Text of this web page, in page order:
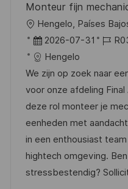
b
l
i
c
a
c
i
ó
n
o
Monteur fijn
U
b
c
a
c
i
ó
n
Hengelo, Países
F
e
c
h
a
d
e
p
u
2026-07-31
I
d
e
e
m
p
l
e
Hengelo
We zijn op zoek naar
voor onze afdeling
deze rol monteer je
eenheden met
in een enthousiast
hightech omgeving.
stressbestendig?